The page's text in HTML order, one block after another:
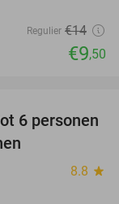
Regulier €14
€9,50
6 personen
8.8 star